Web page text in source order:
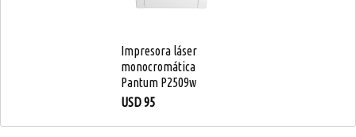
Impresora láser
monocromática
Pantum P2509w
USD95